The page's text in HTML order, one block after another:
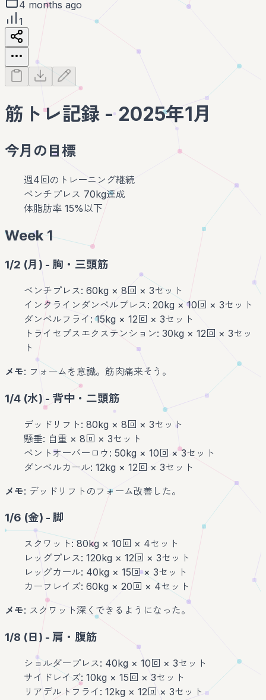
4 months ago
1
筋トレ記録 - 2025年1月
今月の目標
週4回のトレーニング継続
ベンチプレス 70kg達成
体脂肪率 15%以下
Week 1
1/2 (月) - 胸・三頭筋
ベンチプレス: 60kg × 8回 × 3セット
インクラインダンベルプレス: 20kg × 10回 × 3セット
ダンベルフライ: 15kg × 12回 × 3セット
トライセプスエクステンション: 30kg × 12回 × 3セッ
ト
メモ: フォームを意識。筋肉痛来そう。
1/4 (水) - 背中・二頭筋
デッドリフト: 80kg × 8回 × 3セット
懸垂: 自重 × 8回 × 3セット
ベントオーバーロウ: 50kg × 10回 × 3セット
ダンベルカール: 12kg × 12回 × 3セット
メモ: デッドリフトのフォーム改善した。
1/6 (金) - 脚
スクワット: 80kg × 10回 × 4セット
レッグプレス: 120kg × 12回 × 3セット
レッグカール: 40kg × 15回 × 3セット
カーフレイズ: 60kg × 20回 × 4セット
メモ: スクワット深くできるようになった。
1/8 (日) - 肩・腹筋
ショルダープレス: 40kg × 10回 × 3セット
サイドレイズ: 10kg × 15回 × 3セット
リアデルトフライ: 12kg × 12回 × 3セット